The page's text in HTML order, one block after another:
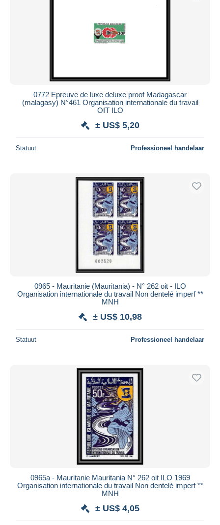
0772 Epreuve de luxe deluxe proof Madagascar
(malagasy) N°461 Organisation internationale du travail
OIT ILO
± US$ 5,20
Statuut Professioneel handelaar
0965 - Mauritanie (Mauritania) - N° 262 oit - ILO
Organisation internationale du travail Non dentelé imperf **
MNH
± US$ 10,98
Statuut Professioneel handelaar
0965a - Mauritanie Mauritania N° 262 oit ILO 1969
Organisation internationale du travail Non dentelé imperf **
MNH
± US$ 4,05